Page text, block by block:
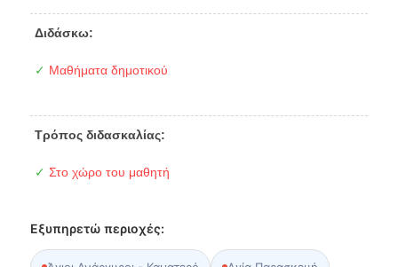
Διδάσκω:
✓ Μαθήματα δημοτικού
Τρόπος διδασκαλίας:
✓ Στο χώρο του μαθητή
Εξυπηρετώ περιοχές: